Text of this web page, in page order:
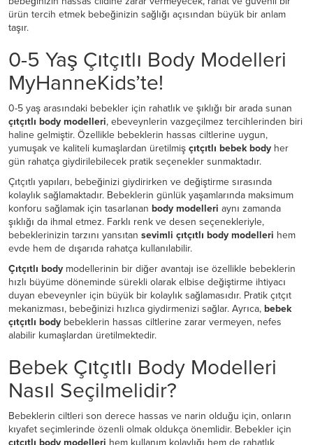
ürün tercih etmek bebeğinizin sağlığı açısından büyük bir anlam
taşır.
0-5 Yaş Çıtçıtlı Body Modelleri
MyHanneKids’te!
0-5 yaş arasındaki bebekler için rahatlık ve şıklığı bir arada sunan
çıtçıtlı body modelleri, ebeveynlerin vazgeçilmez tercihlerinden biri
haline gelmiştir. Özellikle bebeklerin hassas ciltlerine uygun,
yumuşak ve kaliteli kumaşlardan üretilmişçıtçıtlı bebek body her
gün rahatça giydirilebilecek pratik seçenekler sunmaktadır.
Çıtçıtlı yapıları, bebeğinizi giydirirken ve değiştirme sırasında
kolaylık sağlamaktadır. Bebeklerin günlük yaşamlarında maksimum
konforu sağlamak için tasarlanan body modelleri aynı zamanda
şıklığı da ihmal etmez. Farklı renk ve desen seçenekleriyle,
bebeklerinizin tarzını yansıtan sevimli çıtçıtlı body modelleri hem
evde hem de dışarıda rahatça kullanılabilir.
Çıtçıtlı body modellerinin bir diğer avantajı ise özellikle bebeklerin
hızlı büyüme döneminde sürekli olarak elbise değiştirme ihtiyacı
duyan ebeveynler için büyük bir kolaylık sağlamasıdır. Pratik çıtçıt
mekanizması, bebeğinizi hızlıca giydirmenizi sağlar. Ayrıca,bebek
çıtçıtlı body bebeklerin hassas ciltlerine zarar vermeyen, nefes
alabilir kumaşlardan üretilmektedir.
Bebek Çıtçıtlı Body Modelleri
Nasıl Seçilmelidir?
Bebeklerin ciltleri son derece hassas ve narin olduğu için, onların
kıyafet seçimlerinde özenli olmak oldukça önemlidir. Bebekler için